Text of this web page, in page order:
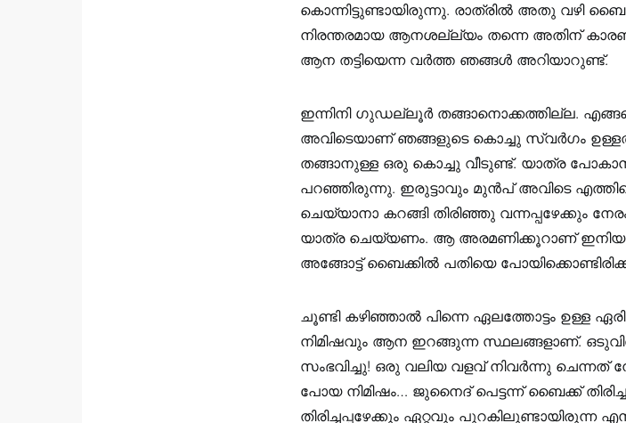
കൊന്നിട്ടുണ്ടായിരുന്നു. രാത്രിൽ അതു വഴി
നിരന്തരമായ ആനശല്ല്യം തന്നെ അതിന്
ആന തട്ടിയെന്ന വർത്ത ഞങ്ങൾ അറിയാറുണ്ട്.
ഇന്നിനി ഗുഡല്ലൂർ തങ്ങാനൊക്കത്തില്ല.
അവിടെയാണ് ഞങ്ങളുടെ കൊച്ചു സ്വർഗം
തങ്ങാനുള്ള ഒരു കൊച്ചു വീടുണ്ട്. യാത്ര പോകാൻ
പറഞ്ഞിരുന്നു. ഇരുട്ടാവും മുൻപ് അവിടെ
ചെയ്യാനാ കറങ്ങി തിരിഞ്ഞു വന്നപ്പഴേക്കും
യാത്ര ചെയ്യണം. ആ അരമണിക്കൂറാണ്
അങ്ങോട്ട്‌ ബൈക്കിൽ പതിയെ
ചൂണ്ടി കഴിഞ്ഞാൽ പിന്നെ ഏലത്തോട്ടം ഉള്ള
നിമിഷവും ആന ഇറങ്ങുന്ന സ്ഥലങ്ങളാണ്.
സംഭവിച്ചു! ഒരു വലിയ വളവ് നിവർന്നു ചെന്നത്
പോയ നിമിഷം… ജുനൈദ് പെട്ടന്ന് ബൈക്ക്
തിരിച്ചപ്പഴേക്കും ഏറ്റവും